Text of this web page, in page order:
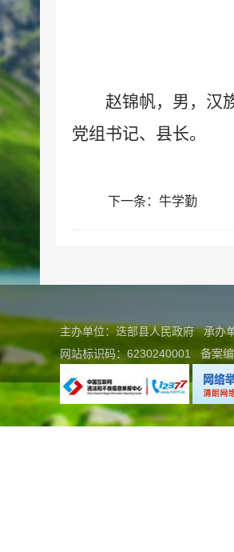
赵锦帆，男，汉
党组书记、县长。
下一条： 牛学勤
主办单位：迭部县人民政府 承办
网站标识码：6230240001
备案编